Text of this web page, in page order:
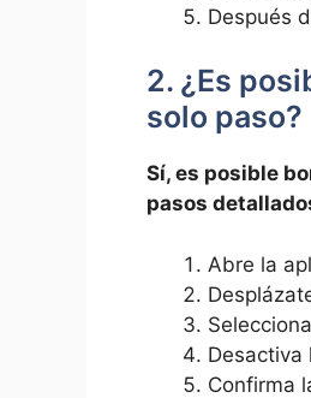
Después‌
2. ¿Es
⁣solo paso?
Sí, ⁢es posible
pasos
Abre la⁢
Desactiva
Confirma